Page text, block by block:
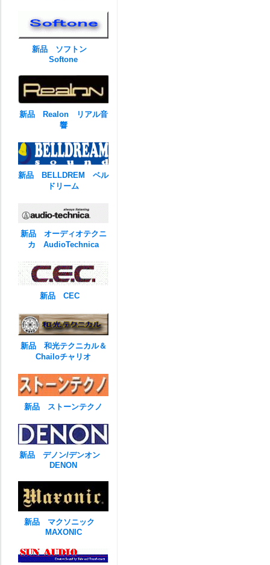
新品 ソフトン
Softone
新品 Realon リアル音
響
新品 BELLDREM ベル
ドリーム
新品 オーディオテクニ
カ AudioTechnica
新品 CEC
新品 和光テクニカル＆
Chailoチャリオ
新品 ストーンテクノ
新品 デノン/デンオン
DENON
新品 マクソニック
MAXONIC